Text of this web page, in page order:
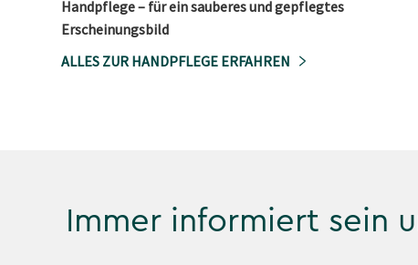
Handpflege – für ein sauberes und gepflegtes
Erscheinungsbild
ALLES ZUR HANDPFLEGE ERFAHREN
Immer informiert sein